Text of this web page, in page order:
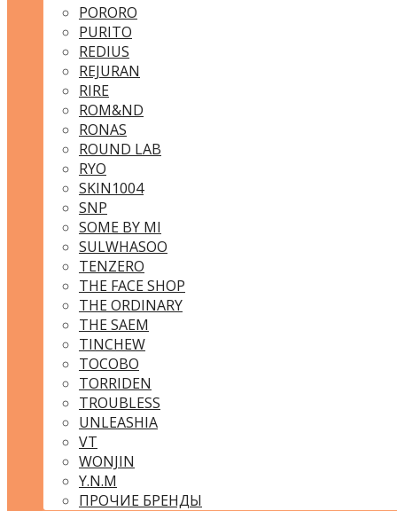
PORORO
PURITO
REDIUS
REJURAN
RIRE
ROM&ND
RONAS
ROUND LAB
RYO
SKIN1004
SNP
SOME BY MI
SULWHASOO
TENZERO
THE FACE SHOP
THE ORDINARY
THE SAEM
TINCHEW
TOCOBO
TORRIDEN
TROUBLESS
UNLEASHIA
VT
WONJIN
Y.N.M
ПРОЧИЕ БРЕНДЫ